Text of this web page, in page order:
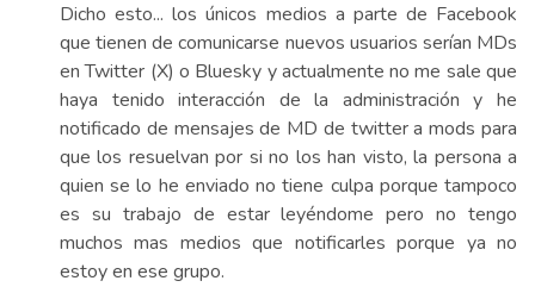
Dicho esto... los únicos medios a parte de Facebook
que tienen de comunicarse nuevos usuarios serían MDs
en Twitter (X) o Bluesky y actualmente no me sale que
haya tenido interacción de la administración y he
notificado de mensajes de MD de twitter a mods para
que los resuelvan por si no los han visto, la persona a
quien se lo he enviado no tiene culpa porque tampoco
es su trabajo de estar leyéndome pero no tengo
muchos mas medios que notificarles porque ya no
estoy en ese grupo.